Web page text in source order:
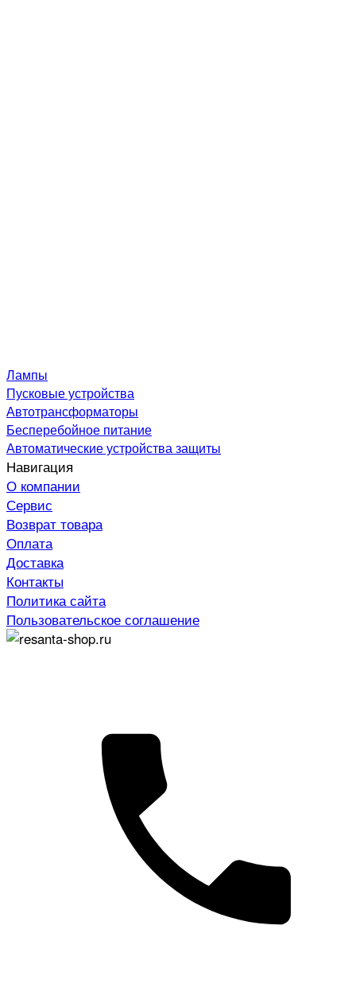
Лампы
Пусковые устройства
Автотрансформаторы
Бесперебойное питание
Автоматические устройства защиты
Навигация
О компании
Сервис
Возврат товара
Оплата
Доставка
Контакты
Политика сайта
Пользовательское соглашение